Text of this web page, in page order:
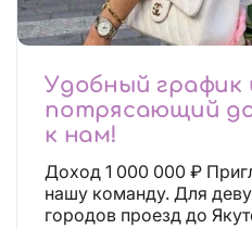
Удобный график
потрясающий
к нам!
Доход 1 000 000 ₽ Приглашаем девушек в
нашу команду. Для девушек из других
городов проезд до